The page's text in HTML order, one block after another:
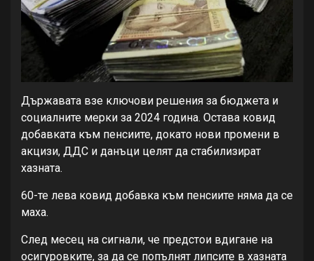
Държавата взе ключови решения за бюджета и
социалните мерки за 2024 година. Остава ковид
добавката към пенсиите, докато нови промени в
акцизи, ДДС и данъци целят да стабилизират
хазната.
60-те лева ковид добавка към пенсиите няма да се
маха.
След месец на сигнали, че предстои вдигане на
осигуровките, за да се попълнят липсите в хазната